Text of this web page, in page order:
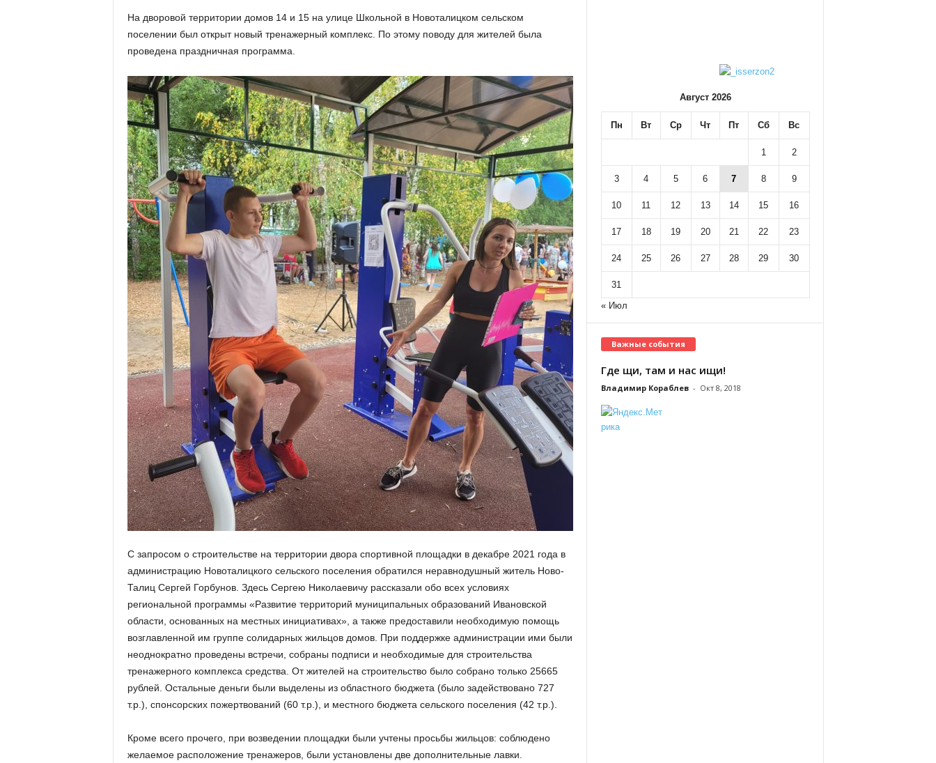
На дворовой территории домов 14 и 15 на улице Школьной в Новоталицком сельском
поселении был открыт новый тренажерный комплекс. По этому поводу для жителей была
проведена праздничная программа.
С запросом о строительстве на территории двора спортивной площадки в декабре 2021 года в
администрацию Новоталицкого сельского поселения обратился неравнодушный житель Ново-
Талиц Сергей Горбунов. Здесь Сергею Николаевичу рассказали обо всех условиях
региональной программы «Развитие территорий муниципальных образований Ивановской
области, основанных на местных инициативах», а также предоставили необходимую помощь
возглавленной им группе солидарных жильцов домов. При поддержке администрации ими были
неоднократно проведены встречи, собраны подписи и необходимые для строительства
тренажерного комплекса средства. От жителей на строительство было собрано только 25665
рублей. Остальные деньги были выделены из областного бюджета (было задействовано 727
т.р.), спонсорских пожертвований (60 т.р.), и местного бюджета сельского поселения (42 т.р.).
Кроме всего прочего, при возведении площадки были учтены просьбы жильцов: соблюдено
желаемое расположение тренажеров, были установлены две дополнительные лавки.
Август 2026
Пн Вт Ср Чт Пт Сб Вс
1 2
3 4 5 6 7 8 9
10 11 12 13 14 15 16
17 18 19 20 21 22 23
24 25 26 27 28 29 30
31
« Июл
Важные события
Где щи, там и нас ищи!
Владимир Кораблев - Окт 8, 2018